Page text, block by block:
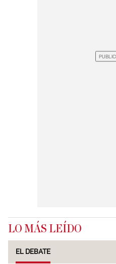
LO MÁS LEÍDO
EL DEBATE